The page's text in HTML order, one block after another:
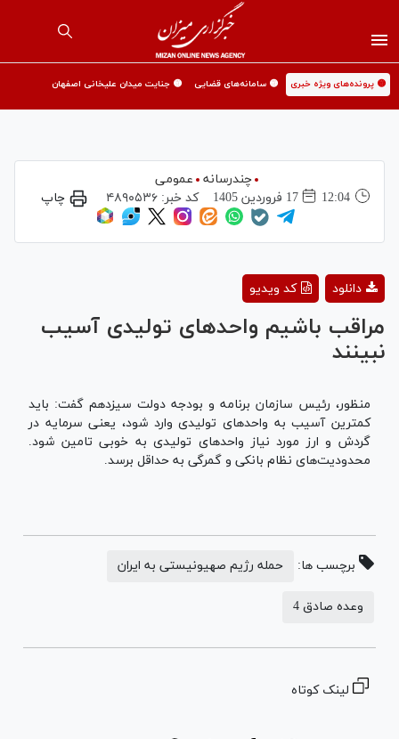
🟡 پرونده‌های ویژه خبری 🟡 سامانه‌های قضایی 🟡 جنایت میدان علیخانی اصفهان
چندرسانه
عمومی
12:04
17 فروردين 1405 کد خبر:۴۸۹۰۵۳۶ چاپ
Video
کد ویدیو دانلود
مراقب باشیم واحدهای تولیدی آسیب
نبینند
منظور، رئیس سازمان برنامه و بودجه دولت سیزدهم گفت: باید
کمترین آسیب به واحدهای تولیدی وارد شود، یعنی سرمایه در
گردش و ارز مورد نیاز واحدهای تولیدی به خوبی تامین شود.
محدودیت‌های نظام بانکی و گمرگی به حداقل برسد.
برچسب ها: حمله رژیم صهیونیستی به ایران
وعده صادق 4
لینک کوتاه